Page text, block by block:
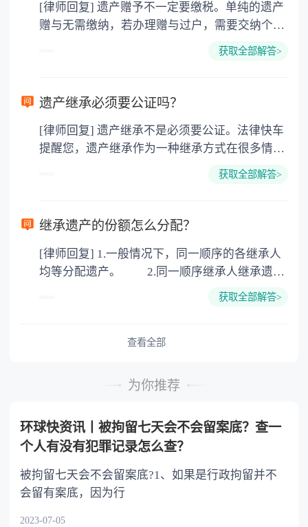
[律师回复] 遗产赠予不一定要缴税。单纯的遗产
赠与无需缴纳，若办理赠与过户，需要交纳个人
所得税、契税和公证费。赠与过户是没有增值税
要缴纳公证费，具体如下： 1. 公证费：按房
3. 印花税：按房屋评估价的0.05%缴纳 4. 土
地增值税：按房价1%缴纳 5. 房屋产权登记费：
获取全部解答>
遗产继承必须要公证吗？
[律师回复] 遗产继承不是必须要公证。法律快车
提醒您，遗产继承作为一种继承方式在很多情况
下都是不需要公证的，当然，如果需要公正的也
以防对财产继承发生纠纷，可以对遗产继承进行
公证。
获取全部解答>
继承遗产的份额怎么分配？
[律师回复] 1.一般情况下，同一顺序的各继承人
均等分配遗产。 2.同一顺序继承人继承遗产
或者与被继承人共同生活的继承人，分配遗产
的继承人，不尽扶养义务的，分配遗产时，应当
获取全部解答>
查看全部
为你推荐
环球快资讯丨被拘留七天会不会留案底？查一
个人有没有犯罪记录怎么查？
被拘留七天会不会留案底?1、如果是行政拘留并不
会留有案底，因为行
2023-07-05